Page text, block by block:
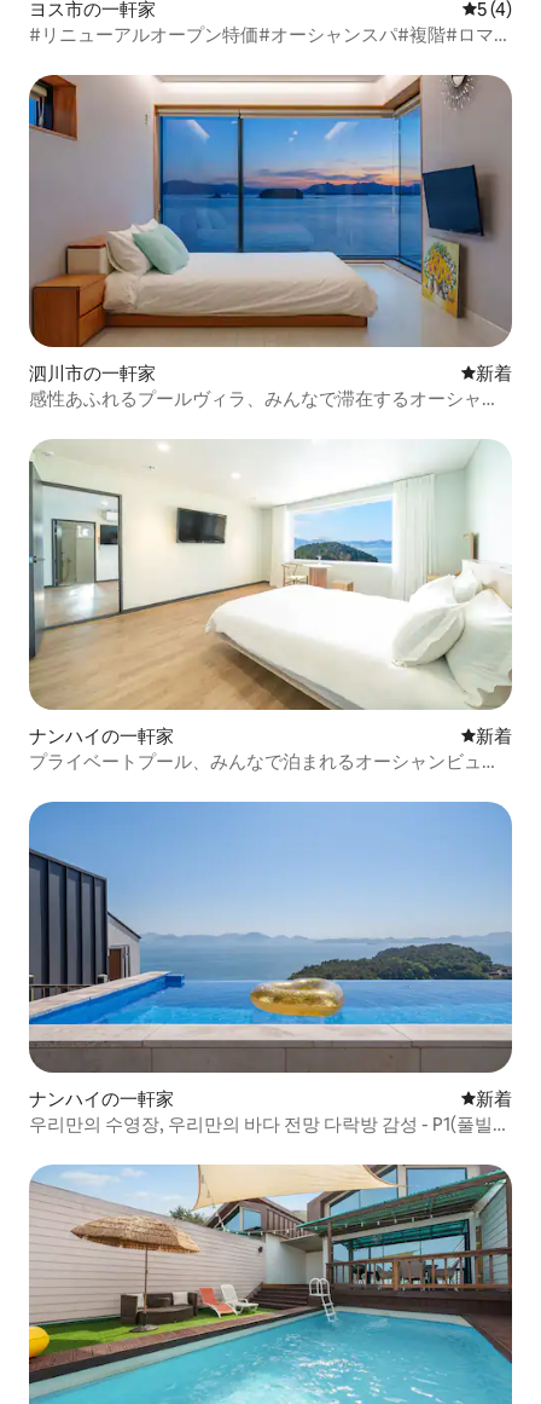
ヨス市の一軒家 レビュー
5 (4)
#リニューアルオープン特価#オーシャンスパ#複階#ロマン
泗川市の一軒家 新しい宿
新着
感性あふれるプールヴィラ、みんなで滞在するオーシャン
ラ（トンチャン・オーシャンビュー／温水プール／焚き
火）
ナンハイの一軒家 新しい宿
新着
プライベートプール、みんなで泊まれるオーシャンビュー
ャンビュー）
ナンハイの一軒家 新しい宿
新着
우리만의 수영장, 우리만의 바다 전망 다락방 감성 - P1(풀빌